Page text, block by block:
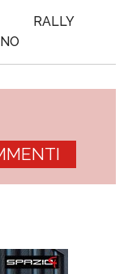
RALLY